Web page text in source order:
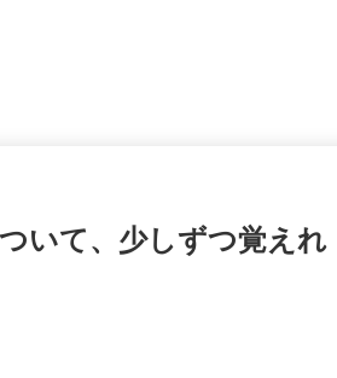
いて、少しずつ覚えれ